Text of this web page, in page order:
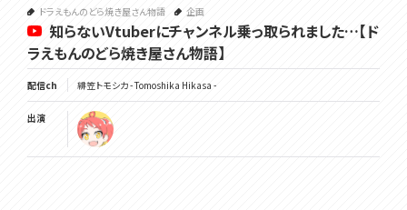
ドラえもんのどら焼き屋さん物語 企画
知らないVtuberにチャンネル乗っ取られました…【ド
ラえもんのどら焼き屋さん物語】
配信ch 緋笠トモシカ - Tomoshika Hikasa -
出演